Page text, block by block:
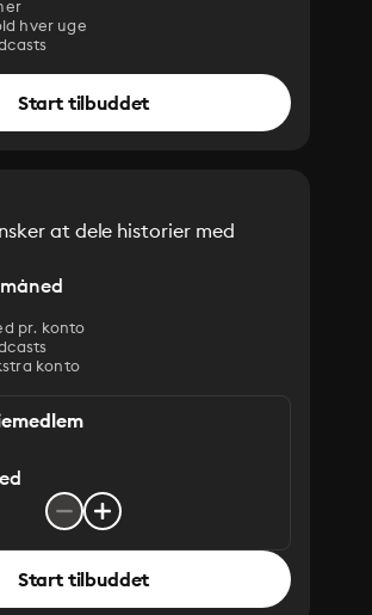
hver uge
Start tilbuddet
at dele historier med
pr. konto
konto
Start tilbuddet